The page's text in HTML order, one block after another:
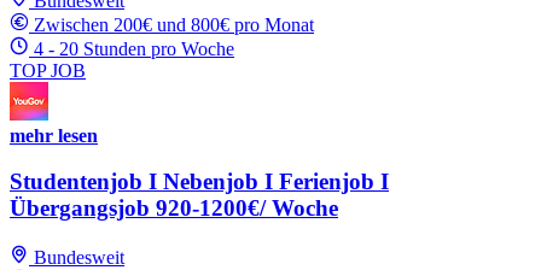
Zwischen 200€ und 800€ pro Monat
4 - 20 Stunden pro Woche
TOP JOB
mehr lesen
Studentenjob I Nebenjob I Ferienjob I
Übergangsjob 920-1200€/ Woche
Bundesweit